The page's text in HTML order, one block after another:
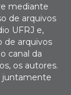
mediante
de arquivos
UFRJ e,
de arquivos
canal da
os autores.
juntamente